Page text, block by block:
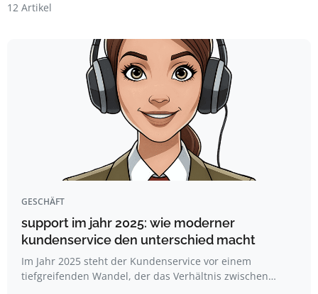
12 Artikel
GESCHÄFT
support im jahr 2025: wie moderner
kundenservice den unterschied macht
Im Jahr 2025 steht der Kundenservice vor einem
tiefgreifenden Wandel, der das Verhältnis zwischen…